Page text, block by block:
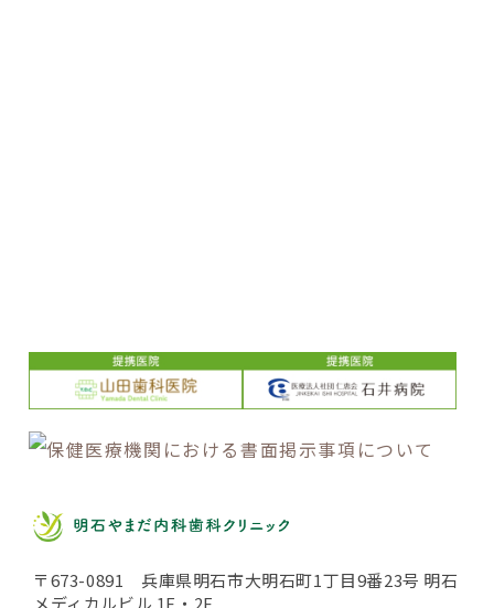
〒673-0891 兵庫県明石市大明石町1丁目9番23号 明石